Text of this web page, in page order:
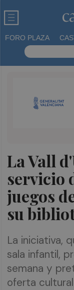
FORO PLAZA
La Vall
servicio
juegos
su
La iniciativa,
sala infantil,
semana y
oferta